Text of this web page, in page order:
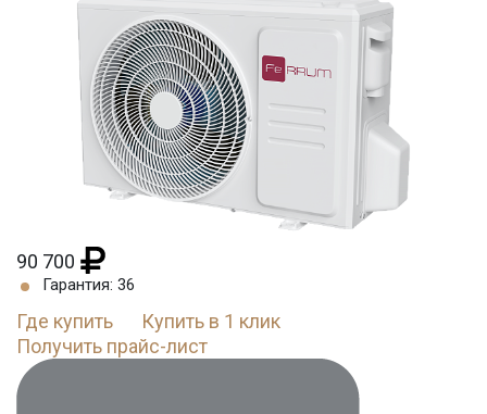
90 700
Гарантия: 36
Где купить
Купить в 1 клик
Получить прайс-лист